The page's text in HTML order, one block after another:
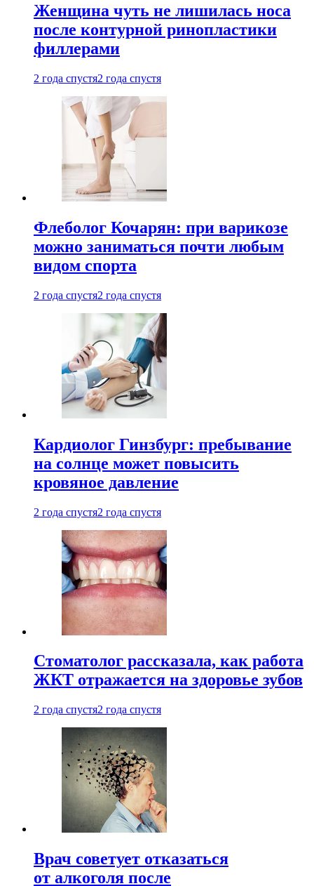
Женщина чуть не лишилась носа
после контурной ринопластики
филлерами
2 года спустя2 года спустя
Флеболог Кочарян: при варикозе
можно заниматься почти любым
видом спорта
2 года спустя2 года спустя
Кардиолог Гинзбург: пребывание
на солнце может повысить
кровяное давление
2 года спустя2 года спустя
Стоматолог рассказала, как работа
ЖКТ отражается на здоровье зубов
2 года спустя2 года спустя
Врач советует отказаться
от алкоголя после